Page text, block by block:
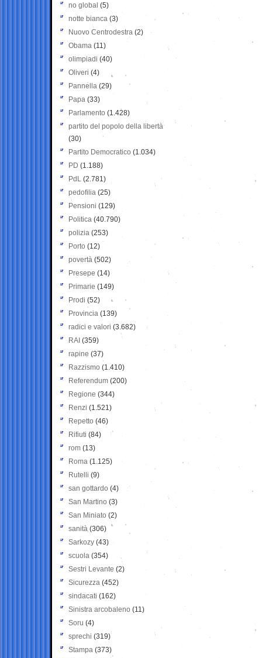
no global (5)
notte bianca (3)
Nuovo Centrodestra (2)
Obama (11)
olimpiadi (40)
Oliveri (4)
Pannella (29)
Papa (33)
Parlamento (1.428)
partito del popolo della libertà
(30)
Partito Democratico (1.034)
PD (1.188)
PdL (2.781)
pedofilia (25)
Pensioni (129)
Politica (40.790)
polizia (253)
Porto (12)
povertà (502)
Presepe (14)
Primarie (149)
Prodi (52)
Provincia (139)
radici e valori (3.682)
RAI (359)
rapine (37)
Razzismo (1.410)
Referendum (200)
Regione (344)
Renzi (1.521)
Repetto (46)
Rifiuti (84)
rom (13)
Roma (1.125)
Rutelli (9)
san gottardo (4)
San Martino (3)
San Miniato (2)
sanità (306)
Sarkozy (43)
scuola (354)
Sestri Levante (2)
Sicurezza (452)
sindacati (162)
Sinistra arcobaleno (11)
Soru (4)
sprechi (319)
Stampa (373)